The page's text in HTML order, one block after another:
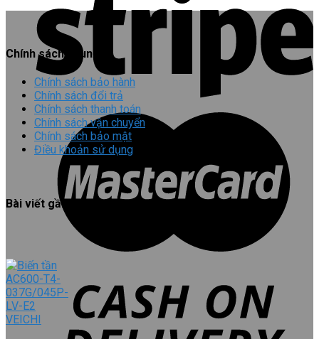
Chính sách chung
Chính sách bảo hành
Chính sách đổi trả
Chính sách thanh toán
Chính sách vận chuyển
Chính sách bảo mật
Điều khoản sử dụng
Bài viết gần đây